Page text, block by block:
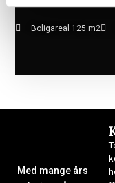
Boligareal 125 m2
Med mange års